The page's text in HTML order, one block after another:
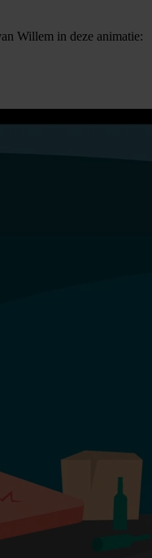
Willem in deze animatie: